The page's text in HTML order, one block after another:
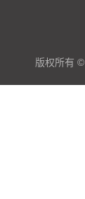
版权所有